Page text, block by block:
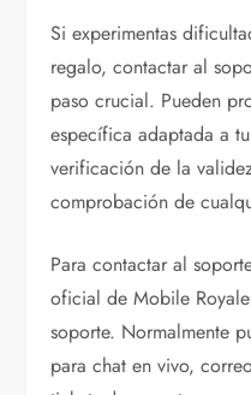
Si experimentas
regalo, contactar al
paso crucial. Pueden
específica adaptada a
verificación de la
comprobación de
Para contactar al
oficial de Mobile
soporte. Normalmente
para chat en vivo,